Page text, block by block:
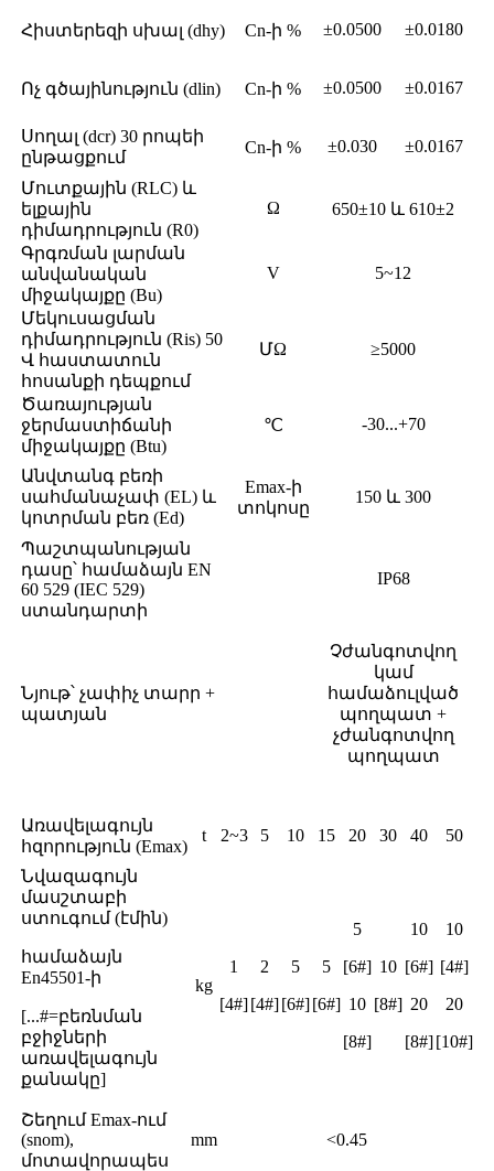
Հիստերեզի սխալ (dhy) Cn-ի % ±0.0500 ±0.0180
Ոչ գծայինություն (dlin) Cn-ի % ±0.0500 ±0.0167
Սողալ (dcr) 30 րոպեի
ընթացքում
Cn-ի % ±0.030 ±0.0167
Մուտքային (RLC) և
ելքային
դիմադրություն (R0)
Ω 650±10 և 610±2
Գրգռման լարման
անվանական
միջակայքը (Bu)
V 5~12
Մեկուսացման
դիմադրություն (Ris) 50
Վ հաստատուն
հոսանքի դեպքում
ՄΩ ≥5000
Ծառայության
ջերմաստիճանի
միջակայքը (Btu)
℃ -30...+70
Անվտանգ բեռի
սահմանաչափ (EL) և
կոտրման բեռ (Ed)
Emax-ի
տոկոսը
150 և 300
Պաշտպանության
դասը՝ համաձայն EN
60 529 (IEC 529)
ստանդարտի
IP68
Նյութ՝ չափիչ տարր +
պատյան
Չժանգոտվող
կամ
համաձուլված
պողպատ +
չժանգոտվող
պողպատ
Առավելագույն
հզորություն (Emax)
t 2~3 5 10 15 20 30 40 50
Նվազագույն
մասշտաբի
ստուգում (էմին)
համաձայն
En45501-ի
[...#=բեռնման
բջիջների
առավելագույն
քանակը]
kg
1
[4#]
2
[4#]
5
[6#]
5
[6#]
5
[6#]
10
[8#]
10
[8#]
10
[6#]
20
[8#]
10
[4#]
20
[10#]
Շեղում Emax-ում
(snom),
մոտավորապես
mm <0.45